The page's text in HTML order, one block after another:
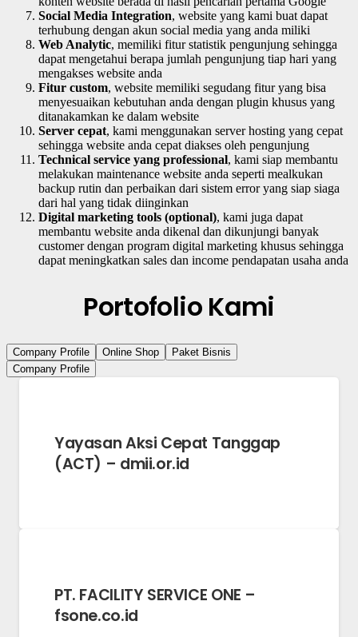
Social Media Integration, website yang kami buat dapat
terhubung dengan akun social media yang anda miliki
Web Analytic, memiliki fitur statistik pengunjung sehingga
dapat mengetahui berapa jumlah pengunjung tiap hari yang
mengakses website anda
Fitur custom, website memiliki segudang fitur yang bisa
menyesuaikan kebutuhan anda dengan plugin khusus yang
ditanakamkan ke dalam website
Server cepat, kami menggunakan server hosting yang cepat
sehingga website anda cepat diakses oleh pengunjung
Technical service yang professional, kami siap membantu
melakukan maintenance website anda seperti mealkukan
backup rutin dan perbaikan dari sistem error yang siap siaga
dari hal yang tidak diinginkan
Digital marketing tools (optional), kami juga dapat
membantu website anda dikenal dan dikunjungi banyak
customer dengan program digital marketing khusus sehingga
dapat meningkatkan sales dan income pendapatan usaha anda
Portofolio Kami
Company Profile Online Shop
Paket Bisnis
Company Profile
Yayasan Aksi Cepat Tanggap
(ACT) – dmii.or.id
PT. FACILITY SERVICE ONE –
fsone.co.id